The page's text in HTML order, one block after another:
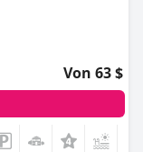
Von 63 $